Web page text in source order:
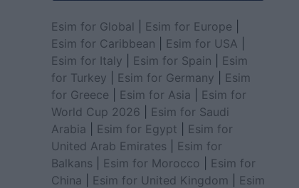
Esim for Global Esim for Europe
Esim for Caribbean
Esim for USA
Esim for Italy
Esim for Spain
Esim
for Turkey
Esim for Germany
Esim
for Greece
Esim for Asia
Esim for
World Cup 2026
Esim for Saudi
Arabia
Esim for Egypt
Esim for
United Arab Emirates
Esim for
Balkans
Esim for Morocco
Esim for
China
Esim for United Kingdom
Esim